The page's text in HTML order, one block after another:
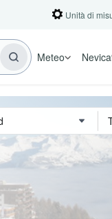
Unità di
Meteo